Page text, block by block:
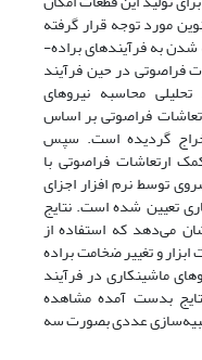
مورد توجه قرار گرفته
به فرآیندهای براده-
فراصوتی در حین فرآیند
محاسبه نیروهای
فراصوتی بر اساس
گردیده است. سپس
ارتعاشات فراصوتی با
توسط نرم افزار اجزای
تعیین شده است. نتایج
می‌دهد که استفاده از
و تغییر ضخامت براده
ماشینکاری در فرآیند
بدست آمده مشاهده
شبیه‌سازی عددی بصورت سه